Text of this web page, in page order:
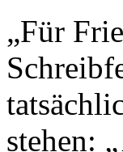
„Für
stehen: